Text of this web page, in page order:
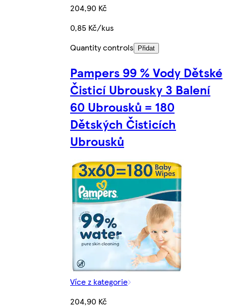
204,90 Kč
0,85 Kč/kus
Quantity controls
Přidat
Pampers 99 % Vody Dětské
Čisticí Ubrousky 3 Balení
60 Ubrousků = 180
Dětských Čisticích
Ubrousků
Více z kategorie
204,90 Kč